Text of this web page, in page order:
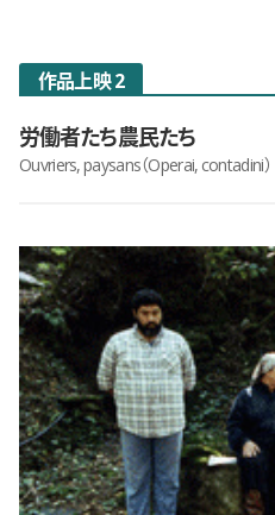
作品上映 2
労働者たち農民たち
Ouvriers, paysans（Operai, contadini）